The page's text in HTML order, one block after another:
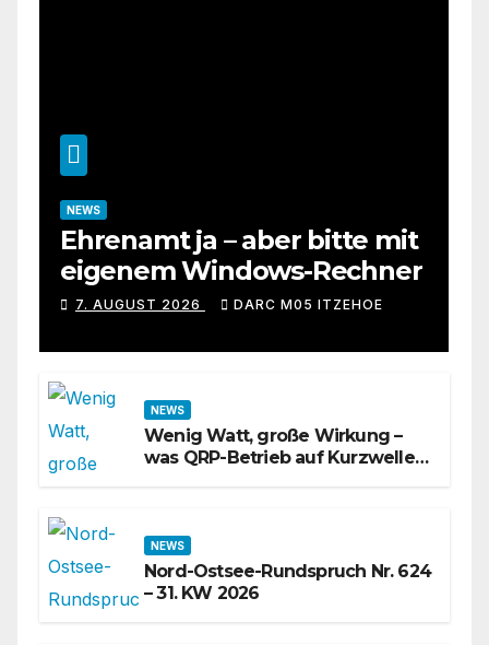
NEWS
Ehrenamt ja – aber bitte mit
eigenem Windows-Rechner
7. AUGUST 2026 DARC M05 ITZEHOE
NEWS
Wenig Watt, große Wirkung –
was QRP-Betrieb auf Kurzwelle
NEWS
Nord-Ostsee-Rundspruch Nr. 624
– 31. KW 2026